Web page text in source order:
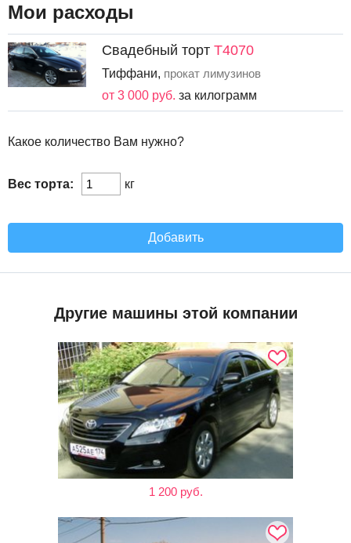
Мои расходы
Свадебный торт Т4070
Тиффани, прокат лимузинов
от 3 000 руб. за килограмм
Какое количество Вам нужно?
Вес торта: кг
Добавить
Другие машины этой компании
1 200 руб.